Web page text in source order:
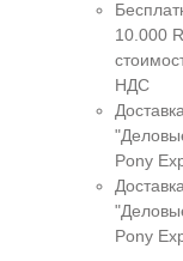
10.000
НДС
Pony
Pony